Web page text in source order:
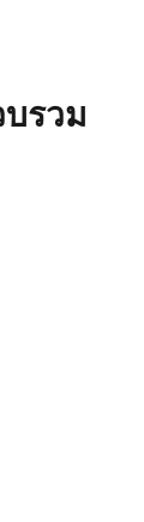
รวม